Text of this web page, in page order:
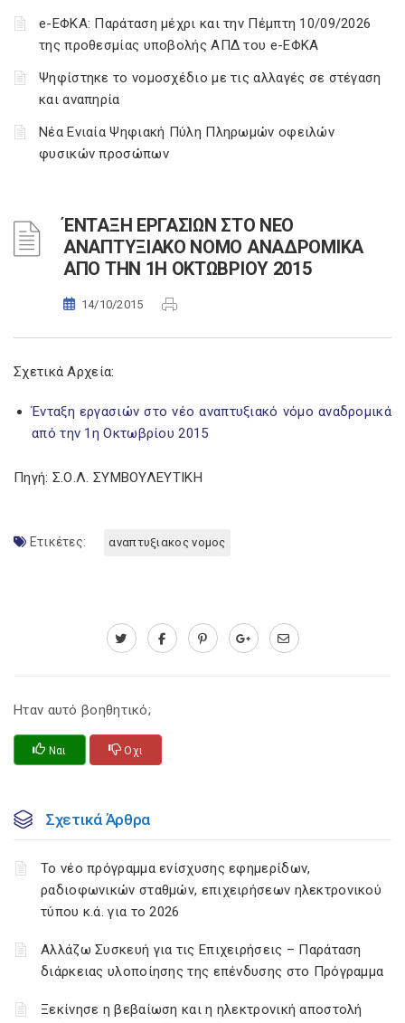
e-ΕΦΚΑ: Παράταση μέχρι και την Πέμπτη 10/09/2026
της προθεσμίας υποβολής ΑΠΔ του e-ΕΦΚΑ
Ψηφίστηκε το νομοσχέδιο με τις αλλαγές σε στέγαση
και αναπηρία
Νέα Ενιαία Ψηφιακή Πύλη Πληρωμών οφειλών
φυσικών προσώπων
ΈΝΤΑΞΗ ΕΡΓΑΣΙΩΝ ΣΤΟ ΝΕΟ
ΑΝΑΠΤΥΞΙΑΚΟ ΝΟΜΟ ΑΝΑΔΡΟΜΙΚΑ
ΑΠΟ ΤΗΝ 1Η ΟΚΤΩΒΡΙΟΥ 2015
14/10/2015
Σχετικά Αρχεία:
Ένταξη εργασιών στο νέο αναπτυξιακό νόμο αναδρομικά
από την 1η Οκτωβρίου 2015
Πηγή: Σ.Ο.Λ. ΣΥΜΒΟΥΛΕΥΤΙΚΗ
Ετικέτες: αναπτυξιακος νομος
Ηταν αυτό βοηθητικό;
Ναι Οχι
Σχετικά Άρθρα
Το νέο πρόγραμμα ενίσχυσης εφημερίδων,
ραδιοφωνικών σταθμών, επιχειρήσεων ηλεκτρονικού
τύπου κ.ά. για το 2026
Αλλάζω Συσκευή για τις Επιχειρήσεις – Παράταση
διάρκειας υλοποίησης της επένδυσης στο Πρόγραμμα
Ξεκίνησε η βεβαίωση και η ηλεκτρονική αποστολή